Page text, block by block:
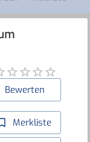
Bewerten
Merkliste